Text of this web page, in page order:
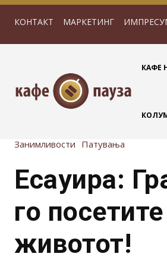
КОНТАКТ МАРКЕТИНГ
КАФЕ
Занимливости Патувања
Есауира:
го
животот!